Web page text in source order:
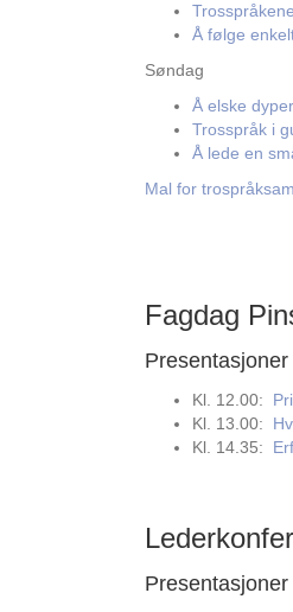
Å følge
Søndag
Å elske
Trosspråk i
Å lede en
Mal for
Fagdag
Kl. 12.00:
Kl. 13.00:
Kl. 14.35: